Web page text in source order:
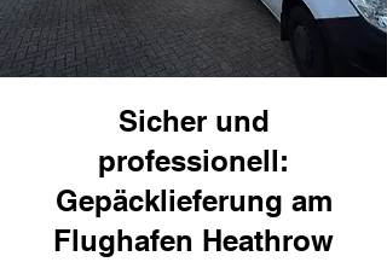
Sicher und
professionell:
Gepäcklieferung am
Flughafen Heathrow